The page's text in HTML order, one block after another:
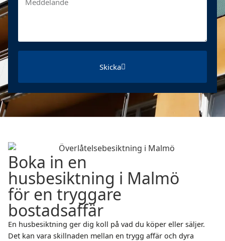
Skicka
Boka in en
husbesiktning i Malmö
för en tryggare
bostadsaffär
En husbesiktning ger dig koll på vad du köper eller säljer.
Det kan vara skillnaden mellan en trygg affär och dyra